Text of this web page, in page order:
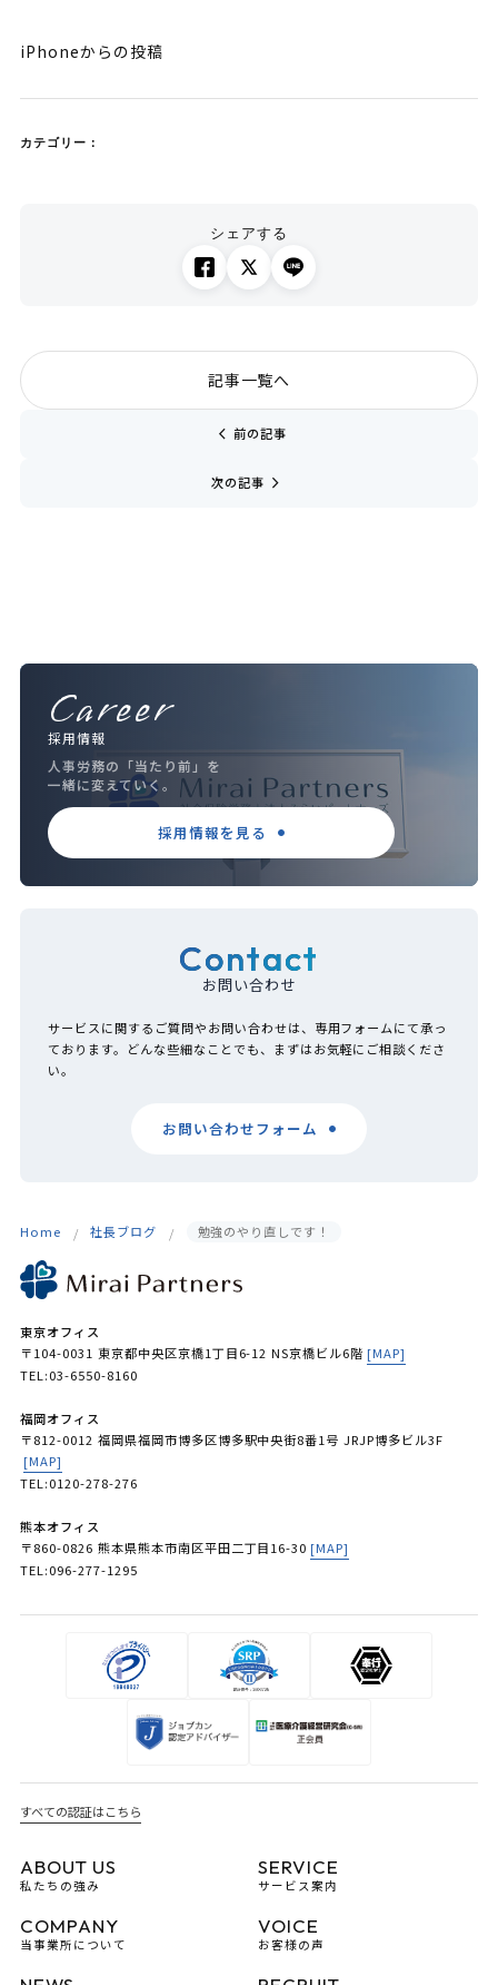
iPhoneからの投稿
カテゴリー：
シェアする
chevron_left 前の記事
記事一覧へ
次の記事 navigate_next
Career
採用情報
人事労務の「当たり前」を
一緒に変えていく。
採用情報を見る
Contact
お問い合わせ
サービスに関するご質問やお問い合わせは、専用フォームにて承っ
ております。どんな些細なことでも、まずはお気軽にご相談くださ
い。
お問い合わせフォーム
Home 社長ブログ 勉強のやり直しです！
東京オフィス
〒104-0031 東京都中央区京橋1丁目6-12 NS京橋ビル6階 [MAP]
TEL:03-6550-8160
福岡オフィス
〒812-0012 福岡県福岡市博多区博多駅中央街8番1号 JRJP博多ビル3F
[MAP]
TEL:0120-278-276
熊本オフィス
〒860-0826 熊本県熊本市南区平田二丁目16-30 [MAP]
TEL:096-277-1295
すべての認証はこちら
ABOUT US
私たちの強み
SERVICE
サービス案内
COMPANY
当事業所について
VOICE
お客様の声